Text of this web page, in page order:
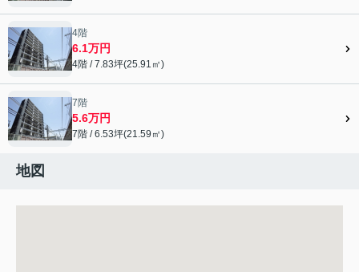
4階
6.1万円
4階 / 7.83坪(25.91㎡)
7階
5.6万円
7階 / 6.53坪(21.59㎡)
地図